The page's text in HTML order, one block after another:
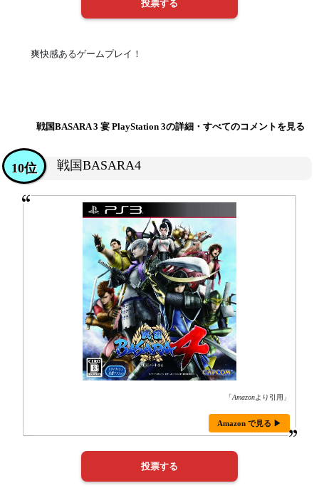
爽快感あるゲームプレイ！
戦国BASARA 3 宴 PlayStation 3の詳細・すべてのコメントを見る
戦国BASARA4
10位
「Amazonより引用」
Amazon で見る ▶